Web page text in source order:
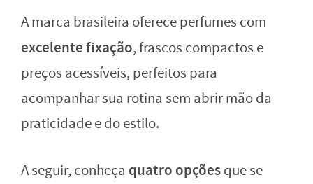
A marca brasileira oferece perfumes com
excelente fixação, frascos compactos e
preços acessíveis, perfeitos para
acompanhar sua rotina sem abrir mão da
praticidade e do estilo.
A seguir, conheça quatro opçõesque se